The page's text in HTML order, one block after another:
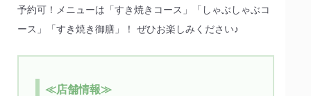
予約可！メニューは「すき焼きコース」「しゃぶしゃぶコ
ース」「すき焼き御膳」！ ぜひお楽しみください♪
≪店舗情報≫